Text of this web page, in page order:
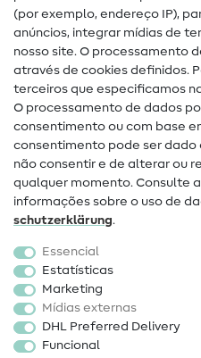
Guias de costura
Ajuda e contacto
Contacto
Mudança de proprietário
Perguntas frequentes (FAQ)
Direito de cancelamento
Popular
Tecidos
Acessórios de costura
Promoção
(por exemplo, endereço IP),
anúncios, integrar mídias de
nosso site. O processamento
através de cookies definidos.
terceiros que especificamos
O processamento de dados
consentimento ou com base
consentimento pode ser dado
não consentir e de alterar ou
qualquer momento. Consulte
informações sobre o uso de
schutz­erklärung.
Essencial
Estatísticas
Marketing
Mídias externas
DHL Preferred Delivery
Funcional